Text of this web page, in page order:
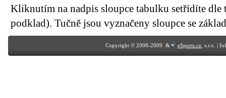
Kliknutím na nadpis sloupce tabulku setřídíte dle
podklad). Tučně jsou vyznačeny sloupce se
Copyright © 2008-2009 & eSports.cz , s.r.o. |